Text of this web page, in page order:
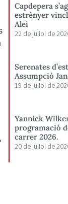
Capdepera
estrènyer
Alei
22 de juliol de
Serenates
Assumpció
19 de juliol de
Yannick
programació
carrer 2026.
20 de juliol de